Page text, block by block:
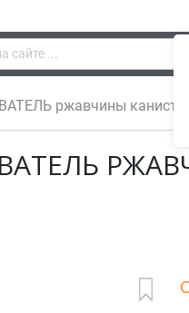
ржавчины